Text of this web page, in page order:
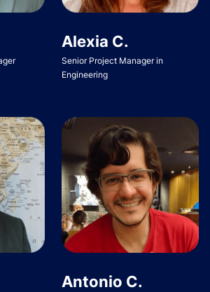
Alexia C.
Senior Project Manager in
Engineering
Antonio C.